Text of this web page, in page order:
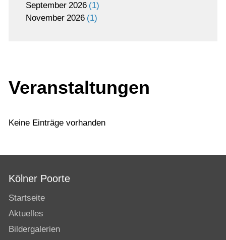
September 2026 1
November 2026 1
Veranstaltungen
Keine Einträge vorhanden
Kölner Poorte
Startseite
Aktuelles
Bildergalerien